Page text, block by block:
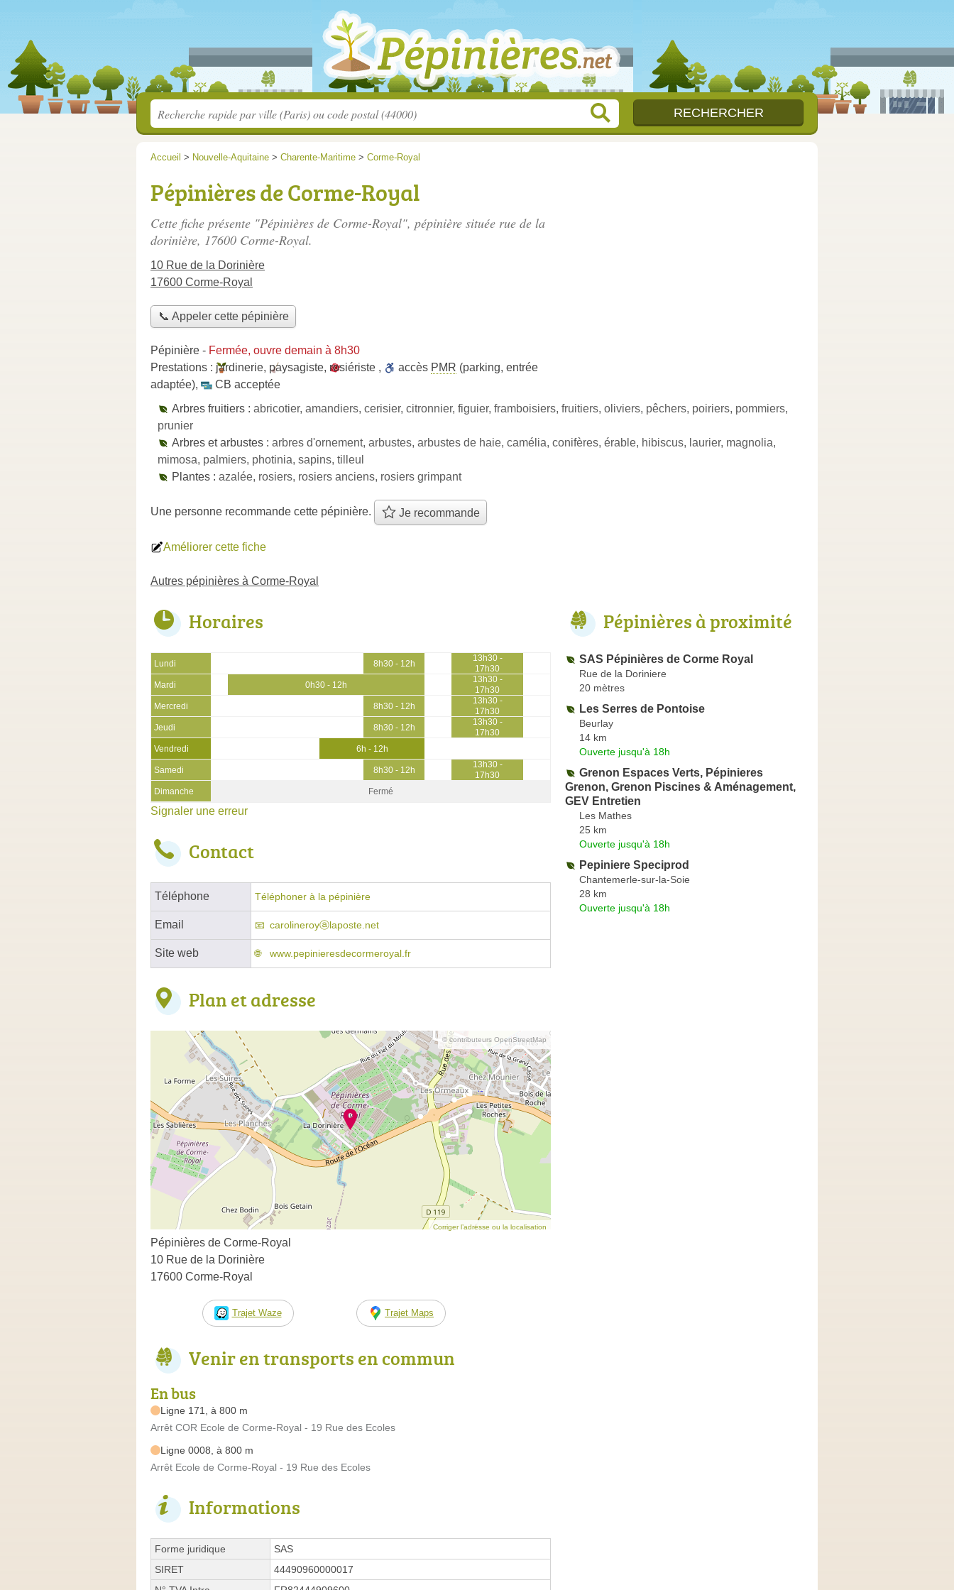
Accueil > Nouvelle-Aquitaine > Charente-Maritime > Corme-Royal
Pépinières de Corme-Royal
Cette fiche présente "Pépinières de Corme-Royal", pépinière située rue de la
dorinière, 17600 Corme-Royal.
10 Rue de la Dorinière
17600 Corme-Royal
📞 Appeler cette pépinière
Pépinière - Fermée, ouvre demain à 8h30
Prestations : jardinerie, paysagiste, rosiériste , accès PMR (parking, entrée
adaptée),
CB acceptée
Arbres fruitiers : abricotier, amandiers, cerisier, citronnier, figuier, framboisiers, fruitiers, oliviers, pêchers, poiriers, pommiers,
prunier
Arbres et arbustes : arbres d'ornement, arbustes, arbustes de haie, camélia, conifères, érable, hibiscus, laurier, magnolia,
mimosa, palmiers, photinia, sapins, tilleul
Plantes : azalée, rosiers, rosiers anciens, rosiers grimpant
Une personne recommande cette pépinière. Je recommande
Améliorer cette fiche
Autres pépinières à Corme-Royal
Horaires
Lundi 8h30 - 12h
13h30 -
17h30
Mardi
0h30 - 12h
13h30 -
17h30
Mercredi
8h30 - 12h
13h30 -
17h30
Jeudi
8h30 - 12h
13h30 -
17h30
Vendredi
6h - 12h
Samedi 8h30 - 12h
13h30 -
17h30
Dimanche
Fermé
Signaler une erreur
Contact
Téléphone Téléphoner à la pépinière
Email carolineroyⓐlaposte.net
Site web www.pepinieresdecormeroyal.fr
Plan et adresse
© contributeurs OpenStreetMap
Corriger l’adresse ou la localisation
Pépinières de Corme-Royal
10 Rue de la Dorinière
17600 Corme-Royal
Trajet Waze Trajet Maps
Venir en transports en commun
En bus
Ligne 171, à 800 m
Arrêt COR Ecole de Corme-Royal - 19 Rue des Ecoles
Ligne 0008, à 800 m
Arrêt Ecole de Corme-Royal - 19 Rue des Ecoles
Informations
Forme juridique
SAS
SIRET
44490960000017
Pépinières à proximité
SAS Pépinières de Corme Royal
Rue de la Doriniere
20 mètres
Les Serres de Pontoise
Beurlay
14 km
Ouverte jusqu'à 18h
Grenon Espaces Verts, Pépinieres
Grenon, Grenon Piscines & Aménagement,
GEV Entretien
Les Mathes
25 km
Ouverte jusqu'à 18h
Pepiniere Speciprod
Chantemerle-sur-la-Soie
28 km
Ouverte jusqu'à 18h